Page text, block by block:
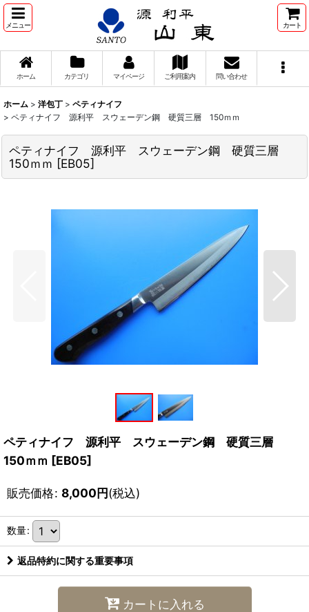
メニュー カート
ホーム カテゴリ マイページ ご利用案内 問い合わせ
ホーム > 洋包丁 > ペティナイフ
> ペティナイフ 源利平 スウェーデン鋼 硬質三層 150ｍｍ
ペティナイフ 源利平 スウェーデン鋼 硬質三層
150ｍｍ [EB05]
ペティナイフ 源利平 スウェーデン鋼 硬質三層
150ｍｍ [EB05]
販売価格: 8,000円(税込)
数量:
返品特約に関する重要事項
カートに入れる